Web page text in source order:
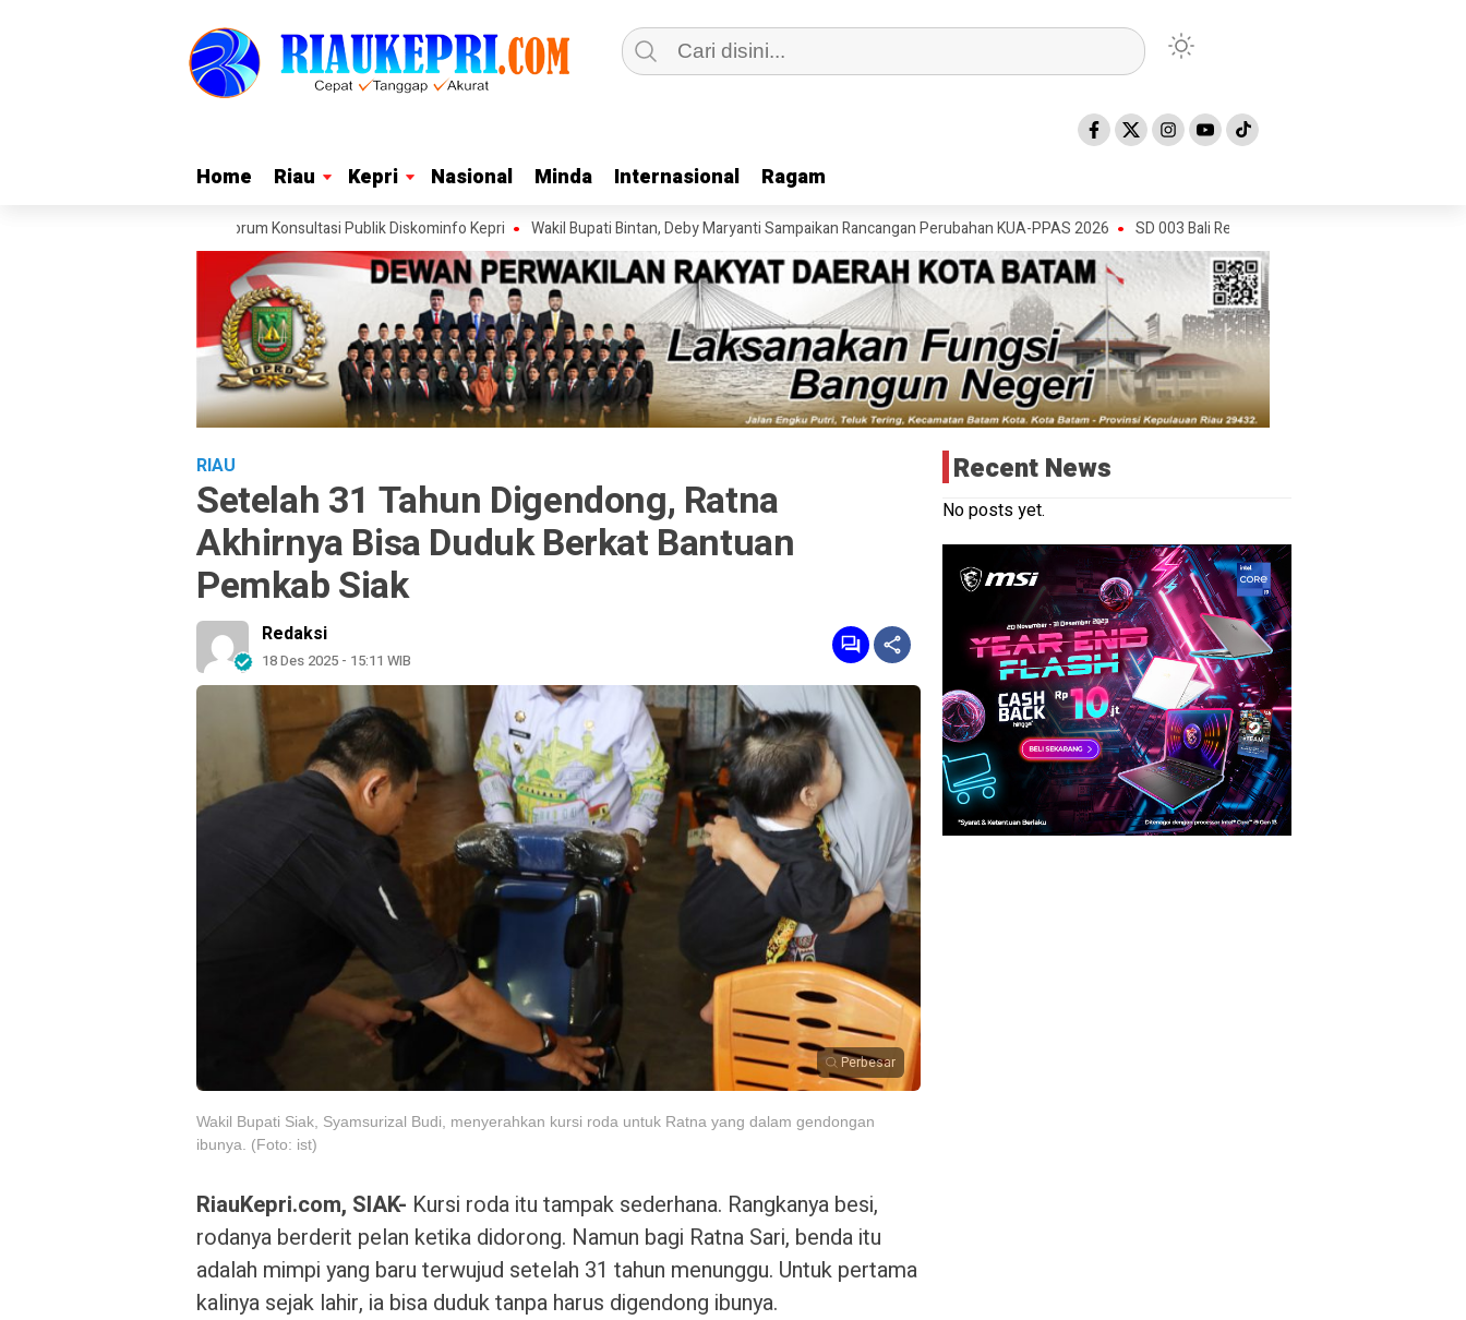
Home Riau Kepri Nasional Minda Internasional Ragam
Home Riau Kepri Nasional Minda Internasional Ragam
Informasi pada Forum Konsultasi Publik Diskominfo Kepri Wakil Bupati Bintan, Deby Maryanti Sampaikan Rancangan Perubahan KUA-PPAS 2026 SD 003 Bali Rebut Juara 1 Putra Putri Gerak Jalan HUT RI
RIAU
Setelah 31 Tahun Digendong, Ratna
Akhirnya Bisa Duduk Berkat Bantuan
Pemkab Siak
Redaksi
18 Des 2025 - 15:11 WIB
Perbesar
Wakil Bupati Siak, Syamsurizal Budi, menyerahkan kursi roda untuk Ratna yang dalam gendongan
ibunya. (Foto: ist)
RiauKepri.com, SIAK- Kursi roda itu tampak sederhana. Rangkanya besi,
rodanya berderit pelan ketika didorong. Namun bagi Ratna Sari, benda itu
adalah mimpi yang baru terwujud setelah 31 tahun menunggu. Untuk pertama
kalinya sejak lahir, ia bisa duduk tanpa harus digendong ibunya.
Recent News
No posts yet.